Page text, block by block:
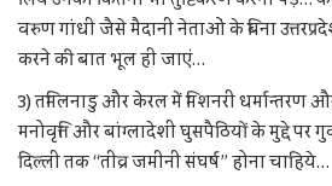
वरुण गांधी जैसे मैदानी नेताओं के बिना
करने की बात भूल ही जाएं…
3) तमिलनाडु और केरल में मिशनरी
मनोवृत्ति और बांग्लादेशी घुसपैठियों के मुद्दे
दिल्ली तक “तीव्र जमीनी संघर्ष” होना चाहिये…